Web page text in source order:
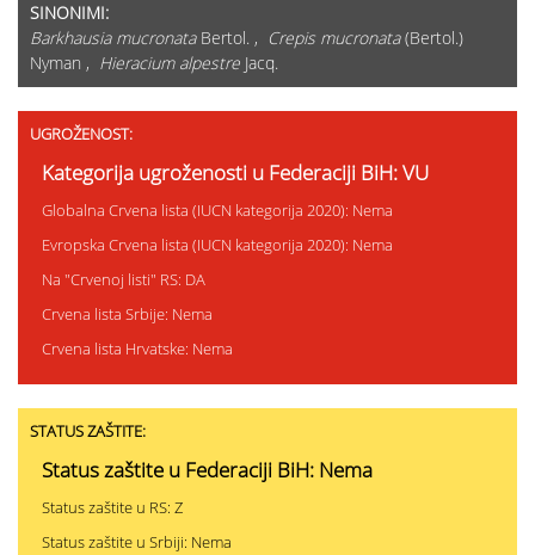
SINONIMI:
Barkhausia mucronata Bertol. , Crepis mucronata(Bertol.)
Nyman , Hieracium alpestre Jacq.
UGROŽENOST:
Kategorija ugroženosti u Federaciji BiH: VU
Globalna Crvena lista (IUCN kategorija 2020): Nema
Evropska Crvena lista (IUCN kategorija 2020): Nema
Na "Crvenoj listi" RS: DA
Crvena lista Srbije: Nema
Crvena lista Hrvatske: Nema
STATUS ZAŠTITE:
Status zaštite u Federaciji BiH: Nema
Status zaštite u RS: Z
Status zaštite u Srbiji: Nema